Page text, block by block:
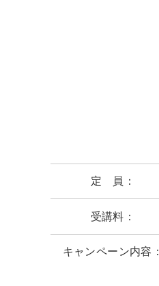
定 員：
受講料：
キャンペーン内容：